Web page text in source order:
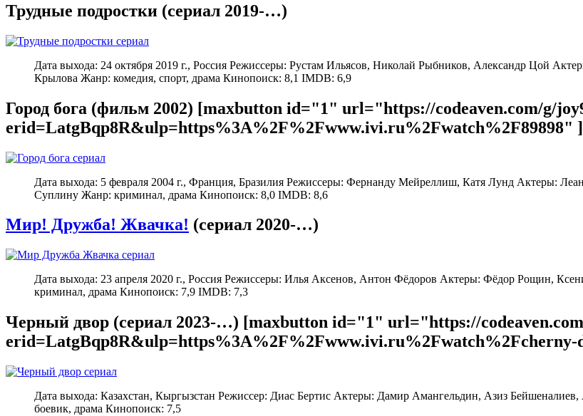
Трудные подростки (сериал 2019-…)
Дата выхода: 24 октября 2019 г., Россия Режиссеры: Рустам Ильясов, Николай Рыбников, Александр Цой
Крылова Жанр: комедия, спорт, драма Кинопоиск: 8,1 IMDB: 6,9
Город бога (фильм 2002) [maxbutton id="1" url="https://codeaven.com/g/
erid=LatgBqp8R&ulp=https%3A%2F%2Fwww.ivi.ru%2Fwatch%2F89898" ]
Дата выхода: 5 февраля 2004 г., Франция, Бразилия Режиссеры: Фернанду Мейреллиш, Катя Лунд Актеры:
Суплину Жанр: криминал, драма Кинопоиск: 8,0 IMDB: 8,6
Мир! Дружба! Жвачка! (сериал 2020-…)
Дата выхода: 23 апреля 2020 г., Россия Режиссеры: Илья Аксенов, Антон Фёдоров Актеры: Фёдор Рощин,
криминал, драма Кинопоиск: 7,9 IMDB: 7,3
Черный двор (сериал 2023-…) [maxbutton id="1" url="https://
erid=LatgBqp8R&ulp=https%3A%2F%2Fwww.ivi.ru%2Fwatch%2Fcherny-
Дата выхода: Казахстан, Кыргызстан Режиссер: Диас Бертис Актеры: Дамир Амангельдин, Азиз
боевик, драма Кинопоиск: 7,5